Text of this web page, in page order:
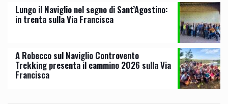
Lungo il Naviglio nel segno di Sant’Agostino:
in trenta sulla Via Francisca
A Robecco sul Naviglio Controvento
Trekking presenta il cammino 2026 sulla Via
Francisca